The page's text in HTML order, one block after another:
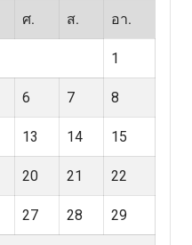
ศ. ส. อา.
1
6 7 8
13 14 15
20 21 22
27 28 29